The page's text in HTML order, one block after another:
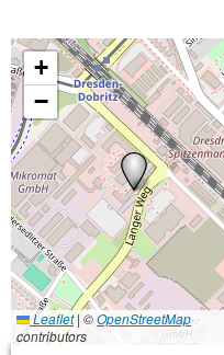
+
−
Leaflet|©OpenStreetMap
contributors